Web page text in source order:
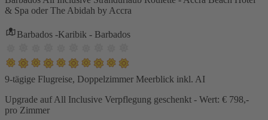
& Spa oder The Abidah by Accra
Barbados -Karibik - Barbados
9-tägige Flugreise, Doppelzimmer Meerblick inkl. AI
Upgrade auf All Inclusive Verpflegung geschenkt - Wert: € 798,-
pro Zimmer